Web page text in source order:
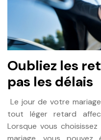
Oubliez les
pas les délais
Le jour de votre
tout léger retard
Lorsque vous